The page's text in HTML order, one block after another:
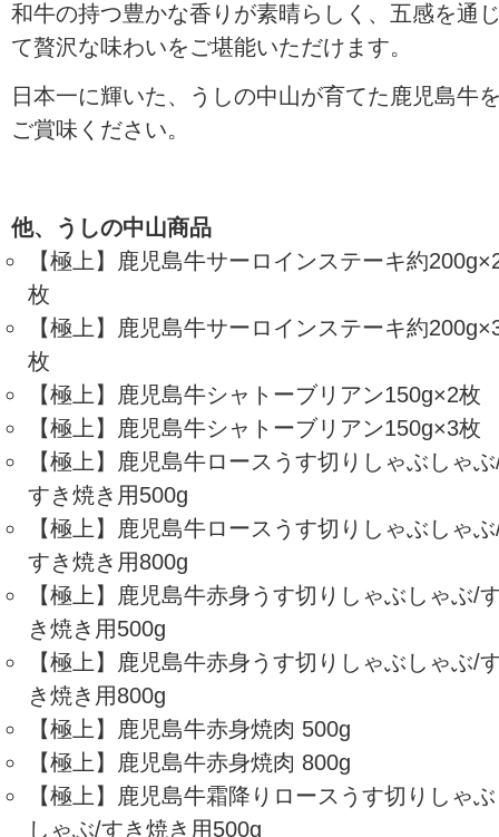
和牛の持つ豊かな香りが素晴らしく、五感を通
て贅沢な味わいをご堪能いただけます。
日本一に輝いた、うしの中山が育てた鹿児島牛
ご賞味ください。
他、うしの中山商品
【極上】鹿児島牛サーロインステーキ約
枚
【極上】鹿児島牛サーロインステーキ約
枚
【極上】鹿児島牛シャトーブリアン150g×2枚
【極上】鹿児島牛シャトーブリアン150g×3枚
【極上】鹿児島牛ロースうす切りしゃぶしゃ
すき焼き用500g
【極上】鹿児島牛ロースうす切りしゃぶしゃ
すき焼き用800g
【極上】鹿児島牛赤身うす切りしゃぶしゃぶ/
き焼き用500g
【極上】鹿児島牛赤身うす切りしゃぶしゃぶ/
き焼き用800g
【極上】鹿児島牛赤身焼肉 500g
【極上】鹿児島牛赤身焼肉 800g
【極上】鹿児島牛霜降りロースうす切りしゃぶ
しゃぶ/すき焼き用500g